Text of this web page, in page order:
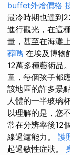
buffet外燴價格
最冷時期也達到
進行觀光，在這
量，甚至在海灘
葬嗎 在埃及博物
12萬多種藝術品
童，每個孩子都
該地區的許多景
人體的一半玻璃
以理解的是，您
常在分辨率後12
線過濾能力。 護
起過敏性症狀。